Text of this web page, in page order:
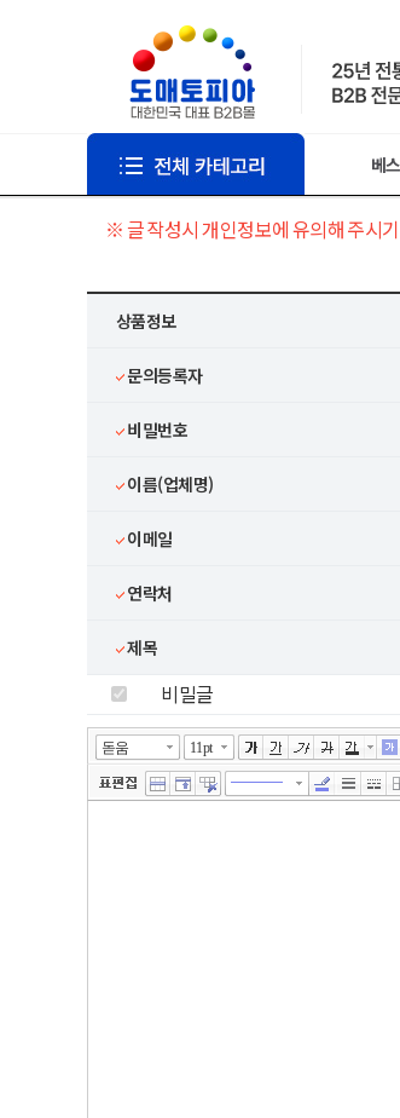
베
※ 글 작성시 개인정보에 유의해 주시
상품정보
문의등록자
비밀번호
이름(업체명)
이메일
연락처
제목
비밀글
돋움 11pt
넓게쓰기
툴바 더보기
에디터